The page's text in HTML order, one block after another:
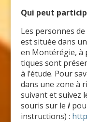
Qui peut
Les personnes
est située dans
en Montérégie, à
tiques sont
à l’étude. Pour
dans une zone à
suivant et suivez
souris sur le i
instructions) :